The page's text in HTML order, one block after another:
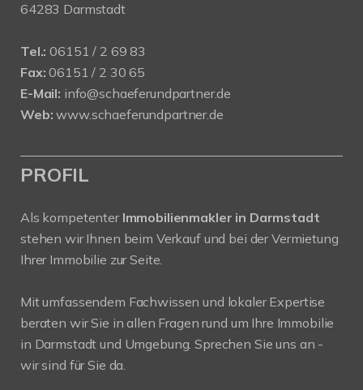
64283 Darmstadt
Tel.: 06151 / 2 69 83
Fax: 06151 / 2 30 65
E-Mail: info@schaeferundpartner.de
Web: www.schaeferundpartner.de
PROFIL
Als kompetenter Immobilienmakler in Darmstadt
stehen wir Ihnen beim Verkauf und bei der Vermietung
Ihrer Immobilie zur Seite.
Mit umfassendem Fachwissen und lokaler Expertise
beraten wir Sie in allen Fragen rund um Ihre Immobilie
in Darmstadt und Umgebung. Sprechen Sie uns an -
wir sind für Sie da.